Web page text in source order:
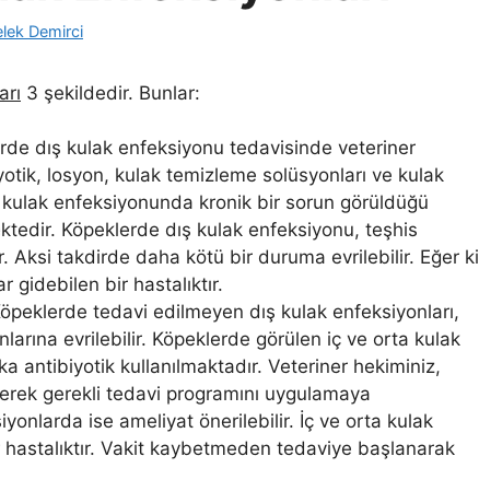
Demirci
3 şekildedir. Bunlar:
dış kulak enfeksiyonu tedavisinde veteriner
losyon, kulak temizleme solüsyonları ve kulak
enfeksiyonunda kronik bir sorun görüldüğü
Köpeklerde dış kulak enfeksiyonu, teşhis
Aksi takdirde daha kötü bir duruma evrilebilir. Eğer ki
gidebilen bir hastalıktır.
tedavi edilmeyen dış kulak enfeksiyonları,
evrilebilir. Köpeklerde görülen iç ve orta kulak
antibiyotik kullanılmaktadır. Veteriner hekiminiz,
gerekli tedavi programını uygulamaya
ise ameliyat önerilebilir. İç ve orta kulak
hastalıktır. Vakit kaybetmeden tedaviye başlanarak